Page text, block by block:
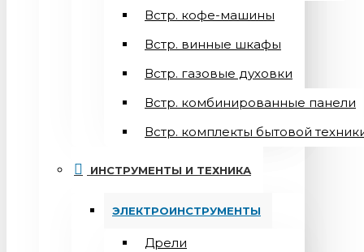
Встр. кофе-машины
Встр. винные шкафы
Встр. газовые духовки
Встр. комбинированные панели
Встр. комплекты бытовой
ИНСТРУМЕНТЫ И ТЕХНИКА
ЭЛЕКТРОИНСТРУМЕНТЫ
Дрели